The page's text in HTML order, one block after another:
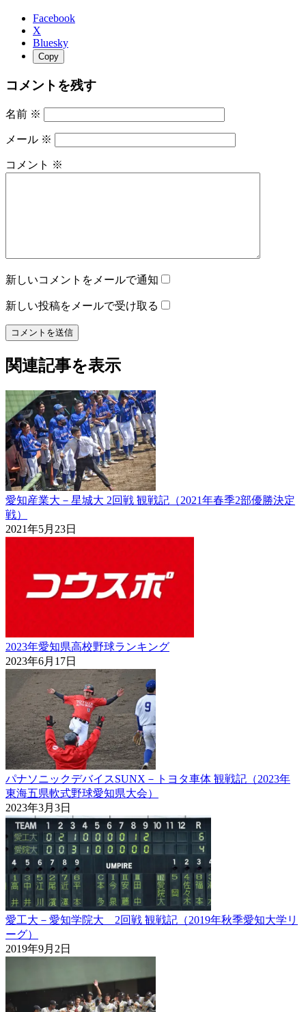
Facebook
X
Bluesky
Copy
コメントを残す
名前 ※
メール ※
コメント ※
新しいコメントをメールで通知
新しい投稿をメールで受け取る
関連記事を表示
愛知産業大－星城大 2回戦 観戦記（2021年春季2部優勝決定
戦）
2021年5月23日
2023年愛知県高校野球ランキング
2023年6月17日
パナソニックデバイスSUNX－トヨタ車体 観戦記（2023年
東海五県軟式野球愛知県大会）
2023年3月3日
愛工大－愛知学院大 2回戦 観戦記（2019年秋季愛知大学リ
ーグ）
2019年9月2日